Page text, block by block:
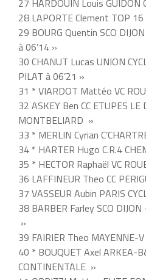
28 LAPORTE Clement TOP 16
29 BOURG Quentin SCO
à 06’14 »
30 CHANUT Lucas UNION
PILAT à 06’21 »
31 * VIARDOT Mattéo VC
32 ASKEY Ben CC ETUPES LE
MONTBELIARD »
33 * MERLIN Cyrian
34 * HARTER Hugo C.R.4
35 * HECTOR Raphaël VC
36 LAFFINEUR Theo CC
37 VASSEUR Aubin PARIS
38 BARBER Farley SCO
»
39 FAIRIER Theo
40 * BOUQUET Axel ARKEA-
CONTINENTALE »